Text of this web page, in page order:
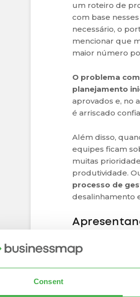
Consent
um roteiro de
com base
necessário, o
mencionar que
maior número
O problema
planejamento
aprovados e, no
é arriscado
Além disso,
equipes ficam
muitas
produtividade.
processo de
desalinhamento